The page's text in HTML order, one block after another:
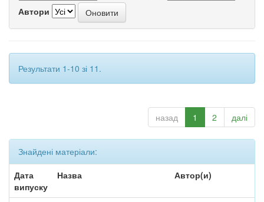
Автори
Результати 1-10 зі 11.
назад 1 2 далі
Знайдені матеріали:
Дата
випуску
Назва Автор(и)